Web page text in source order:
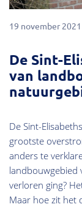
19 november 2021
De Sint-
van
De Sint-
grootste
anders te
landbouwgebied
verloren ging?
Maar hoe zit het